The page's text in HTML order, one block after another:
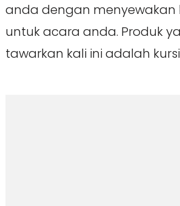
anda dengan
untuk acara anda. Produk
tawarkan kali ini adalah